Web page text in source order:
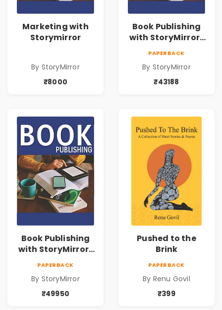
Marketing with
Storymirror
By StoryMirror
₹8000
Book Publishing
with StoryMirror |
PAPERBACK
By StoryMirror
₹43188
Book Publishing
with StoryMirror |
PAPERBACK
By StoryMirror
₹49950
Pushed to the
Brink
PAPERBACK
By Renu Govil
₹399